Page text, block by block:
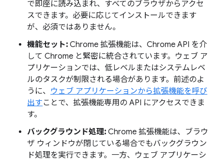
で即座に読み込まれ、すべてのブラウザからアクセ
スできます。必要に応じてインストールできます
が、必須ではありません。
機能セット: Chrome 拡張機能は、Chrome API を介
して Chrome と緊密に統合されています。ウェブ ア
プリケーションでは、低レベルまたはシステムレベ
ルのタスクが制限される場合があります。前述のよ
うに、 ウェブ アプリケーションから拡張機能を呼び
出す ことで、拡張機能専用の API にアクセスできま
す。
バックグラウンド処理: Chrome 拡張機能は、ブラウ
ザ ウィンドウが閉じている場合でもバックグラウン
ド処理を実行できます。一方、ウェブ アプリケーシ